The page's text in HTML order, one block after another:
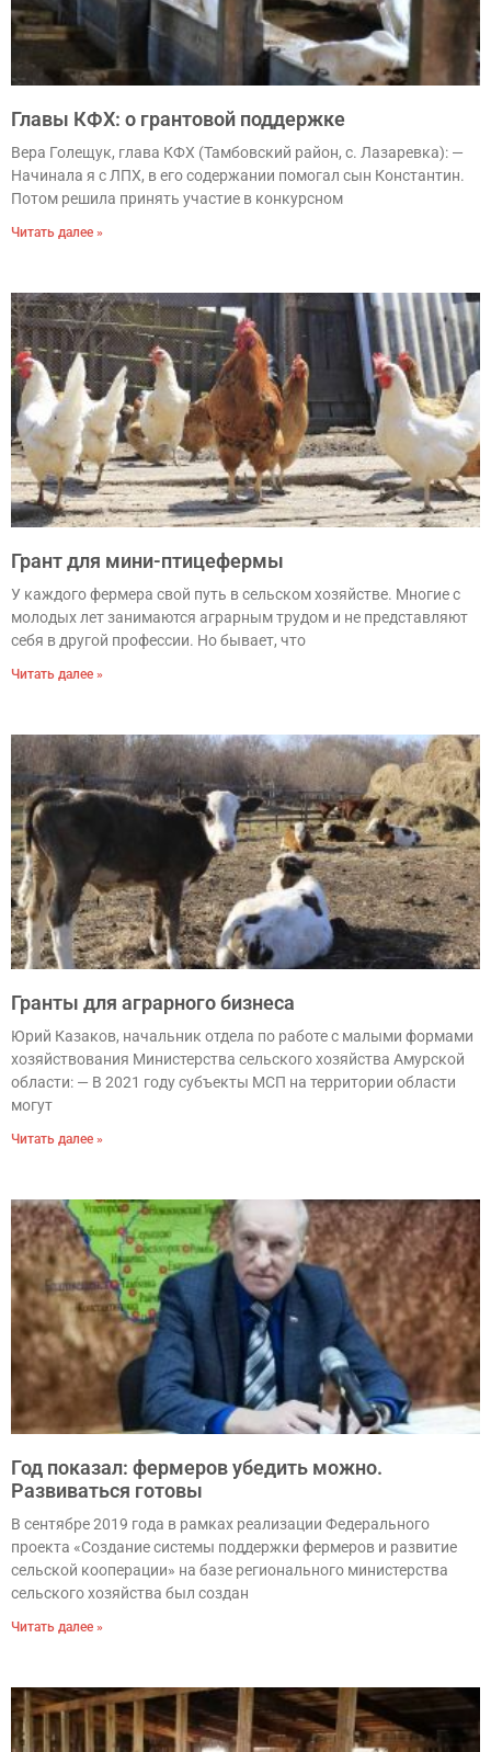
Главы КФХ: о грантовой поддержке
Вера Голещук, глава КФХ (Тамбовский район, с. Лазаревка): —
Начинала я с ЛПХ, в его содержании помогал сын Константин.
Потом решила принять участие в конкурсном
Читать далее »
Грант для мини-птицефермы
У каждого фермера свой путь в сельском хозяйстве. Многие с
молодых лет занимаются аграрным трудом и не представляют
себя в другой профессии. Но бывает, что
Читать далее »
Гранты для аграрного бизнеса
Юрий Казаков, начальник отдела по работе с малыми формами
хозяйствования Министерства сельского хозяйства Амурской
области: — В 2021 году субъекты МСП на территории области
могут
Читать далее »
Год показал: фермеров убедить можно.
Развиваться готовы
В сентябре 2019 года в рамках реализации Федерального
проекта «Создание системы поддержки фермеров и развитие
сельской кооперации» на базе регионального министерства
сельского хозяйства был создан
Читать далее »